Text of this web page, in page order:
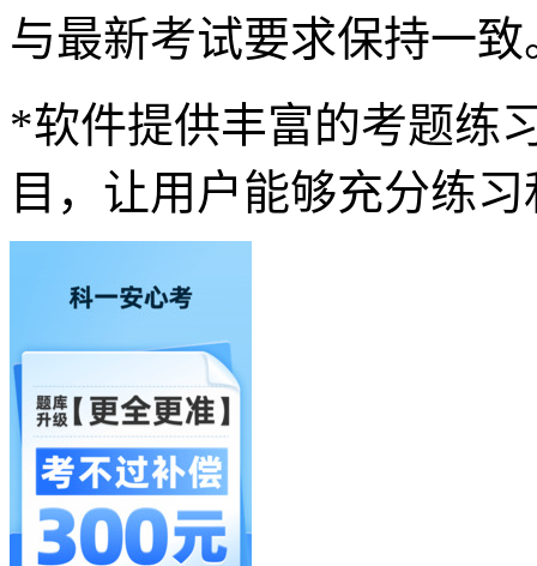
与最新考试要求保持一致
*软件提供丰富的考题练
目，让用户能够充分练